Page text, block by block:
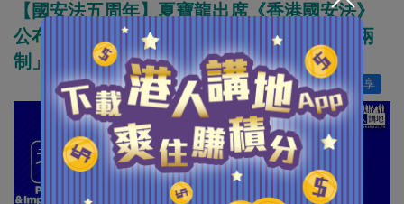
【國安法五周年】夏寶龍出席《香港國安法》
公布實施五周年論壇：國安法是捍衛「一國兩
制」守護神
分享
讚好 15